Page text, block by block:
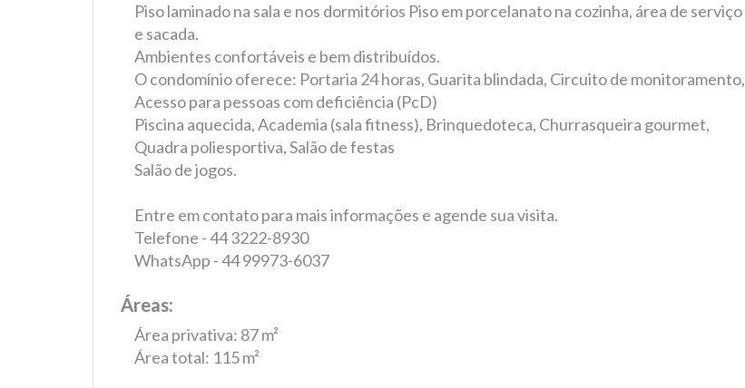
Piso laminado na sala e nos dormitórios Piso em porcelanato na cozinha, área de serviço
e sacada.
Ambientes confortáveis e bem distribuídos.
O condomínio oferece: Portaria 24 horas, Guarita blindada, Circuito de monitoramento,
Acesso para pessoas com deficiência (PcD)
Piscina aquecida, Academia (sala fitness), Brinquedoteca, Churrasqueira gourmet,
Quadra poliesportiva, Salão de festas
Salão de jogos.
Entre em contato para mais informações e agende sua visita.
Telefone - 44 3222-8930
WhatsApp - 44 99973-6037
Áreas:
Área privativa: 87 m²
Área total: 115 m²